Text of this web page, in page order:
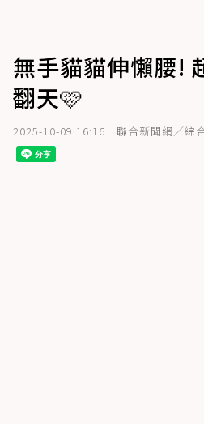
無手貓貓伸懶腰!
翻天🩷
2025-10-09 16:16 聯合新聞網／綜